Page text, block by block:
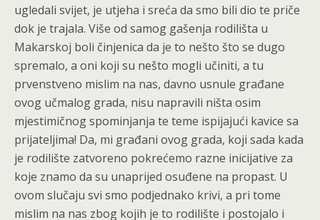
ugledali svijet, je utjeha i sreća da smo bili dio te priče
dok je trajala. Više od samog gašenja rodilišta u
Makarskoj boli činjenica da je to nešto što se dugo
spremalo, a oni koji su nešto mogli učiniti, a tu
prvenstveno mislim na nas, davno usnule građane
ovog učmalog grada, nisu napravili ništa osim
mjestimičnog spominjanja te teme ispijajući kavice sa
prijateljima! Da, mi građani ovog grada, koji sada kada
je rodilište zatvoreno pokrećemo razne inicijative za
koje znamo da su unaprijed osuđene na propast. U
ovom slučaju svi smo podjednako krivi, a pri tome
mislim na nas zbog kojih je to rodilište i postojalo i